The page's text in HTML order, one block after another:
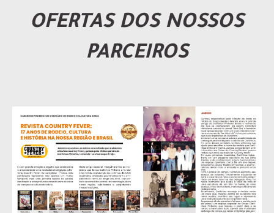
OFERTAS DOS NOSSOS
PARCEIROS